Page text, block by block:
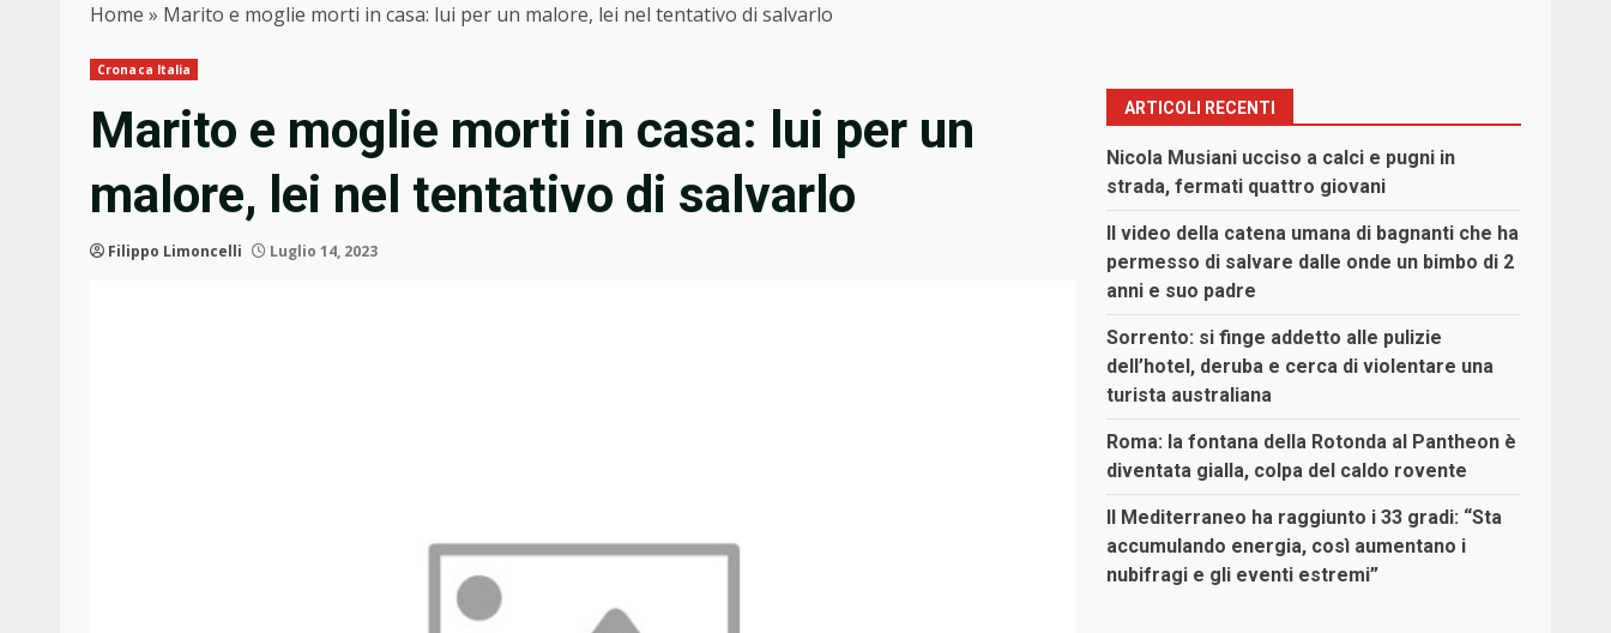
Home » Marito e moglie morti in casa: lui per un malore, lei nel tentativo di salvarlo
Cronaca Italia
Marito e moglie morti in casa: lui per un
malore, lei nel tentativo di salvarlo
Filippo Limoncelli Luglio 14, 2023
ARTICOLI RECENTI
Nicola Musiani ucciso a calci e pugni in
strada, fermati quattro giovani
Il video della catena umana di bagnanti che ha
permesso di salvare dalle onde un bimbo di 2
anni e suo padre
Sorrento: si finge addetto alle pulizie
dell’hotel, deruba e cerca di violentare una
turista australiana
Roma: la fontana della Rotonda al Pantheon è
diventata gialla, colpa del caldo rovente
Il Mediterraneo ha raggiunto i 33 gradi: “Sta
accumulando energia, così aumentano i
nubifragi e gli eventi estremi”